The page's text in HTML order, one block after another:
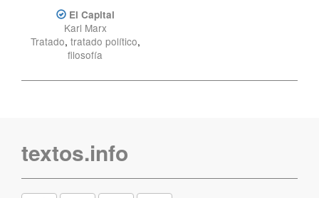
El Capital
Karl Marx
Tratado, tratado político,
filosofía
textos.info